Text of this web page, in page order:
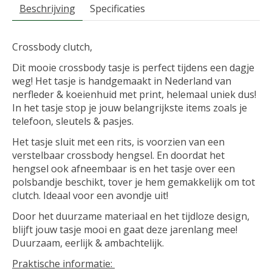
Beschrijving Specificaties
Crossbody clutch,
Dit mooie crossbody tasje is perfect tijdens een dagje
weg! Het tasje is handgemaakt in Nederland van
nerfleder & koeienhuid met print, helemaal uniek dus!
In het tasje stop je jouw belangrijkste items zoals je
telefoon, sleutels & pasjes.
Het tasje sluit met een rits, is voorzien van een
verstelbaar crossbody hengsel. En doordat het
hengsel ook afneembaar is en het tasje over een
polsbandje beschikt, tover je hem gemakkelijk om tot
clutch. Ideaal voor een avondje uit!
Door het duurzame materiaal en het tijdloze design,
blijft jouw tasje mooi en gaat deze jarenlang mee!
Duurzaam, eerlijk & ambachtelijk.
Praktische informatie: